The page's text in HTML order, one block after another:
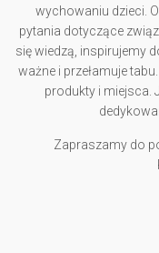
wychowaniu dzieci.
pytania dotyczące
się wiedzą, inspirujemy
ważne i przełamuje
produkty i miejsca.
Zapraszamy do